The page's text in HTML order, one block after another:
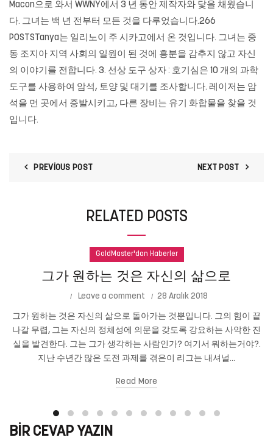
Macon으로 와서 WWNY에서 3 년 동안 제작자와 닻을 채웠습니
다. 그녀는 백 년 전부터 모든 것을 다루었습니다.266
POSTSTanya는 일리노이 주 시카고에서 온 것입니다. 그녀는 중
동 조지아 지역 사회의 일원이 된 것에 흥분을 감추지 않고 자신
의 이야기를 전합니다. 3. 선상 도구 상자 : 호기심은 10 개의 과학
도구를 사용하여 암석, 토양 및 대기를 조사합니다. 레이저는 암
석을 먼 곳에서 증발시키고, 다른 장비는 유기 화합물을 찾을 것
입니다.
PREVIOUS POST NEXT POST
RELATED POSTS
GoldMaster'dan Haberler
그가 원하는 것은 자신의 삶으로
Leave a comment 28 Aralık 2018
그가 원하는 것은 자신의 삶으로 돌아가는 것뿐입니다. 그의 힘이 끝
나갈 무렵, 그는 자신의 정체성에 의문을 갖도록 강요하는 사악한 진
실을 발견한다. 그는 그가 생각하는 사람인가? 여기서 뭐하는거야?.
지난 수년간 많은 도전 과제를 겪은이 리그는 내셔널...
Read More
BIR CEVAP YAZIN